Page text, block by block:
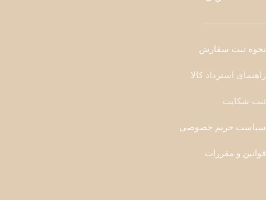
———————
نحوه ثبت سفارش
راهنمای استرداد کالا
ثبت شکایت
سیاست حریم خصوصی
قوانین و مقررات